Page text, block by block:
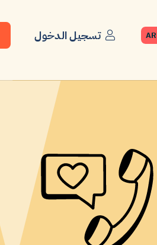
AR تسجيل الدخول